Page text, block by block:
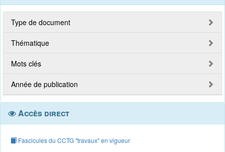
Type de document
Thématique
Mots clés
Année de publication
Accès direct
Fascicules du CCTG "travaux" en vigueur